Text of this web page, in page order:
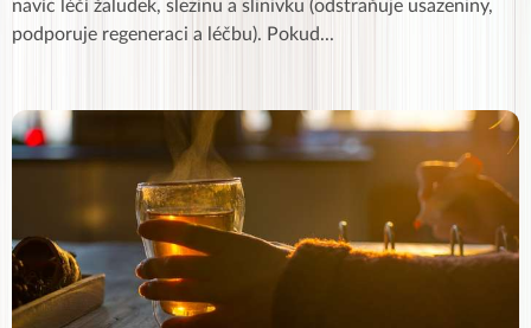
navíc léčí žaludek, slezinu a slinivku (odstraňuje usazeniny,
podporuje regeneraci a léčbu). Pokud...